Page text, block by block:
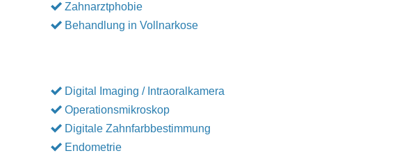
Zahnarztphobie
Behandlung in Vollnarkose
Digital Imaging / Intraoralkamera
Operationsmikroskop
Digitale Zahnfarbbestimmung
Endometrie